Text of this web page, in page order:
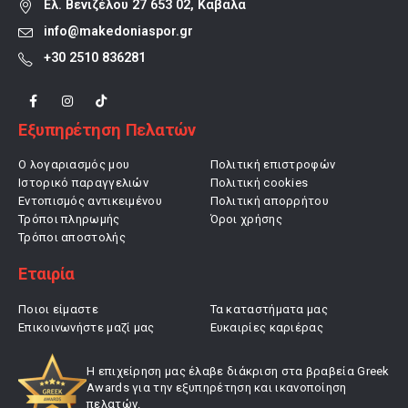
Ελ. Βενιζέλου 27 653 02, Καβάλα
info@makedoniaspor.gr
+30 2510 836281
Εξυπηρέτηση Πελατών
Ο λογαριασμός μου
Ιστορικό παραγγελιών
Εντοπισμός αντικειμένου
Τρόποι πληρωμής
Τρόποι αποστολής
Πολιτική επιστροφών
Πολιτική cookies
Πολιτική απορρήτου
Όροι χρήσης
Εταιρία
Ποιοι είμαστε
Επικοινωνήστε μαζί μας
Τα καταστήματα μας
Ευκαιρίες καριέρας
Η επιχείρηση μας έλαβε διάκριση στα βραβεία Greek
Awards για την εξυπηρέτηση και ικανοποίηση
πελατών.